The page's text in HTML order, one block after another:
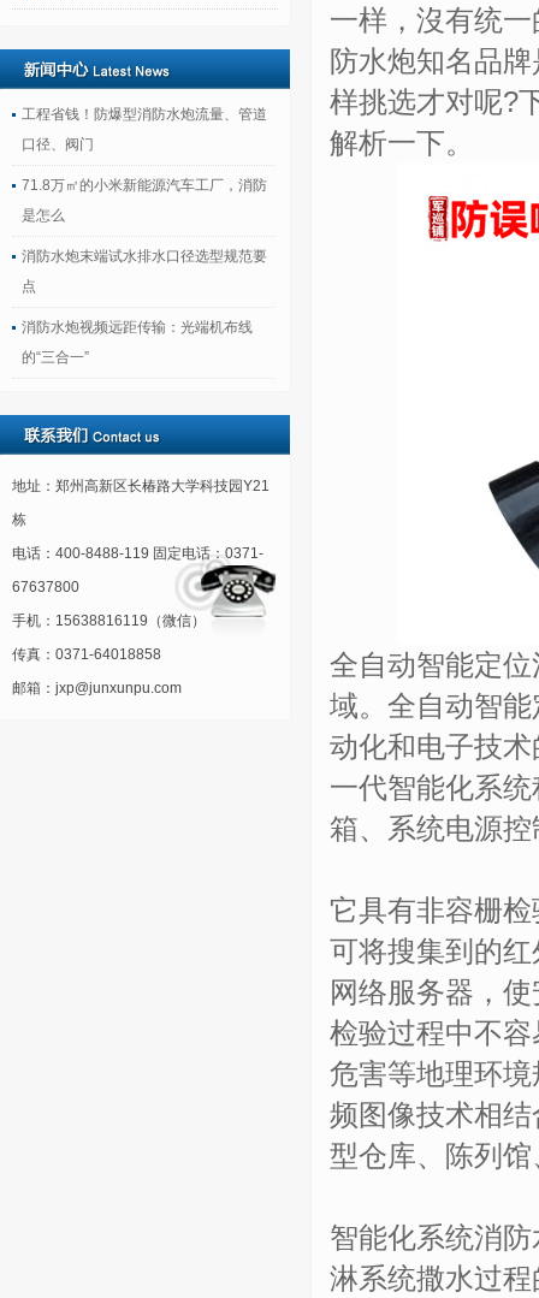
工程省钱！防爆型消防水炮流量、管道
口径、阀门
71.8万㎡的小米新能源汽车工厂，消防
是怎么
消防水炮末端试水排水口径选型规范要
点
消防水炮视频远距传输：光端机布线
的“三合一”
地址：郑州高新区长椿路大学科技园Y21
栋
电话：400-8488-119 固定电话：0371-
67637800
手机：15638816119（微信）
传真：0371-64018858
邮箱：jxp@junxunpu.com
一样，沒有统
防水炮知名品
样挑选才对呢?
解析一下。
全自动智能定
域。全自动智
动化和电子技
一代智能化系
箱、系统电源
它具有非容栅
可将搜集到的
网络服务器，
检验过程中不
危害等地理环
频图像技术相
型仓库、陈列
智能化系统消
淋系统撒水过